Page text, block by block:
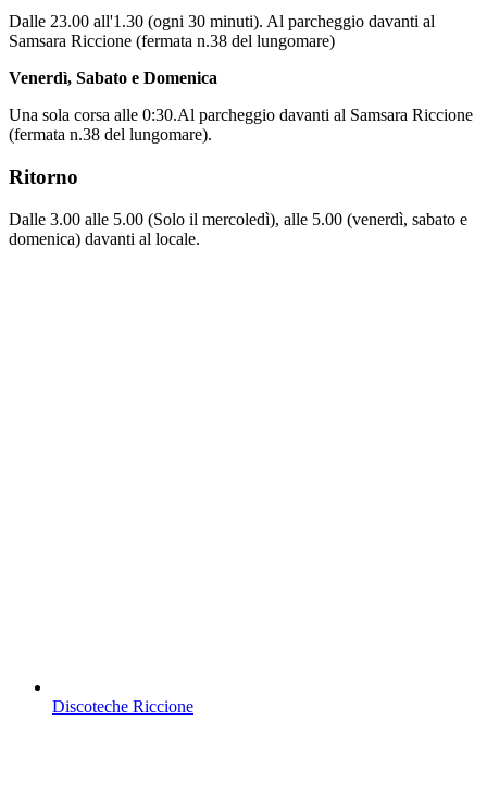
Dalle 23.00 all'1.30 (ogni 30 minuti). Al parcheggio davanti al
Samsara Riccione (fermata n.38 del lungomare)
Venerdì, Sabato e Domenica
Una sola corsa alle 0:30.Al parcheggio davanti al Samsara Riccione
(fermata n.38 del lungomare).
Ritorno
Dalle 3.00 alle 5.00 (Solo il mercoledì), alle 5.00 (venerdì, sabato e
domenica) davanti al locale.
Discoteche Riccione